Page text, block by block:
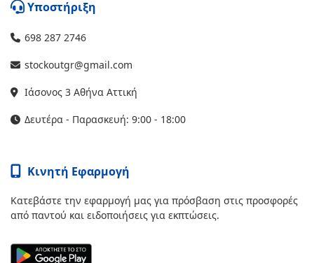
Υποστήριξη
698 287 2746
stockoutgr@gmail.com
Ιάσονος 3 Αθήνα Αττική
Δευτέρα - Παρασκευή: 9:00 - 18:00
Κινητή Εφαρμογή
Κατεβάστε την εφαρμογή μας για πρόσβαση στις προσφορές
από παντού και ειδοποιήσεις για εκπτώσεις.